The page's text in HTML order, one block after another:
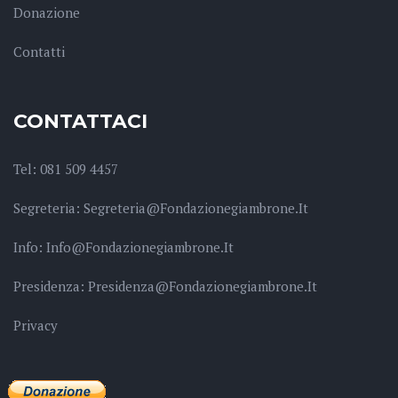
Donazione
Contatti
CONTATTACI
Tel: 081 509 4457
Segreteria: Segreteria@fondazionegiambrone.it
Info: Info@fondazionegiambrone.it
Presidenza: Presidenza@fondazionegiambrone.it
Privacy